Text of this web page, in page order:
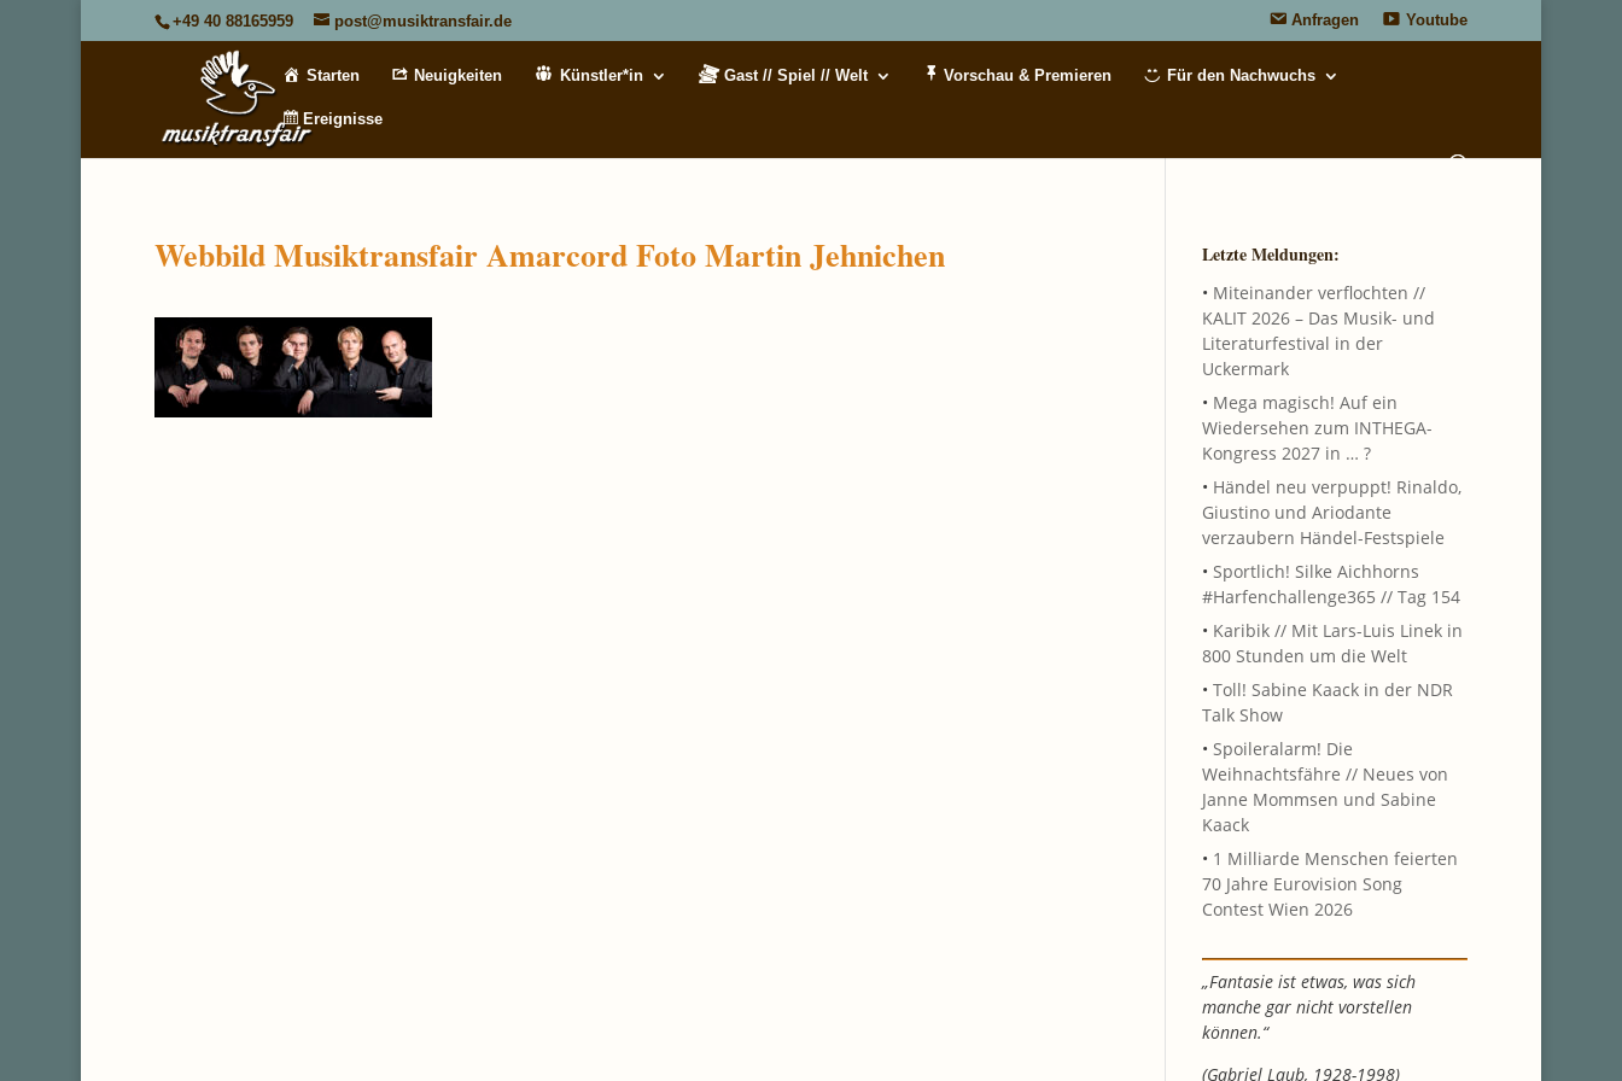
+49 40 88165959 post@musiktransfair.de Anfragen Youtube
Starten Neuigkeiten Künstler*in Gast // Spiel // Welt Vorschau & Premieren Für den Nachwuchs
Ereignisse
Webbild Musiktransfair Amarcord Foto Martin Jehnichen Letzte Meldungen:
• Miteinander verflochten //
KALIT 2026 – Das Musik- und
Literaturfestival in der
Uckermark
• Mega magisch! Auf ein
Wiedersehen zum INTHEGA-
Kongress 2027 in … ?
• Händel neu verpuppt! Rinaldo,
Giustino und Ariodante
verzaubern Händel-Festspiele
• Sportlich! Silke Aichhorns
#Harfenchallenge365 // Tag 154
• Karibik // Mit Lars-Luis Linek in
800 Stunden um die Welt
• Toll! Sabine Kaack in der NDR
Talk Show
• Spoileralarm! Die
Weihnachtsfähre // Neues von
Janne Mommsen und Sabine
Kaack
• 1 Milliarde Menschen feierten
70 Jahre Eurovision Song
Contest Wien 2026
„Fantasie ist etwas, was sich
manche gar nicht vorstellen
können.“
(Gabriel Laub, 1928-1998)